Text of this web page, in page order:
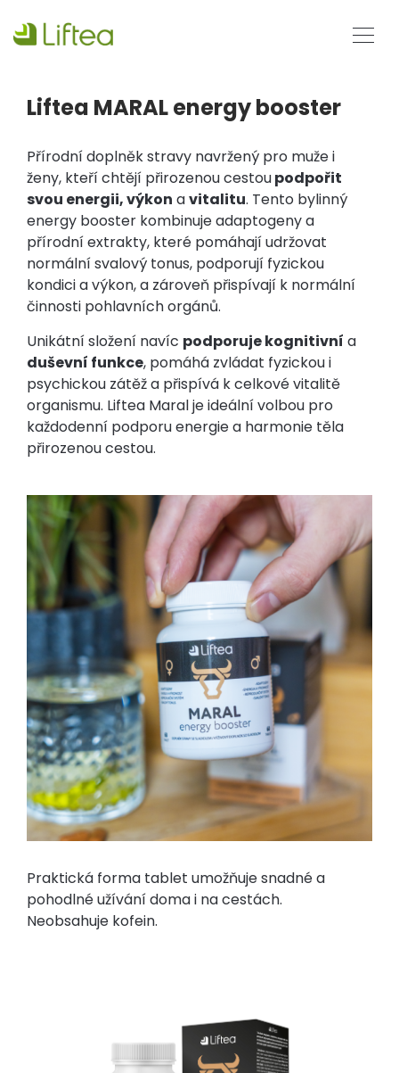
Liftea MARAL energy booster
Přírodní doplněk stravy navržený pro muže i
ženy, kteří chtějí přirozenou cestoupodpořit
svou energii, výkon avitalitu. Tento bylinný
energy booster kombinuje adaptogeny a
přírodní extrakty, které pomáhají udržovat
normální svalový tonus, podporují fyzickou
kondici a výkon, a zároveň přispívají k normální
činnosti pohlavních orgánů.
Unikátní složení navíc podporuje kognitivní a
duševní funkce, pomáhá zvládat fyzickou i
psychickou zátěž a přispívá k celkové vitalitě
organismu. Liftea Maral je ideální volbou pro
každodenní podporu energie a harmonie těla
přirozenou cestou.
Praktická forma tablet umožňuje snadné a
pohodlné užívání doma i na cestách.
Neobsahuje kofein.